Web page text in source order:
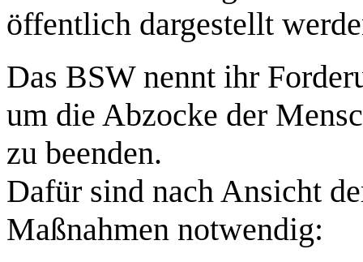
öffentlich dargestellt
Das BSW nennt ihr
um die Abzocke der
zu beenden.
Dafür sind nach Ansicht
Maßnahmen notwendig: